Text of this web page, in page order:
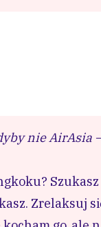
nieAirAsia
Zrelaksuj